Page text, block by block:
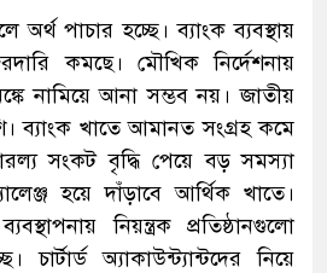
পাচার হচ্ছে। ব্যাংক ব্যবস্থায়
কমছে। মৌখিক নির্দেশনায়
নামিয়ে আনা সম্ভব নয়। জাতীয়
ব্যাংক খাতে আমানত সংগ্রহ কমে
সংকট বৃদ্ধি পেয়ে বড় সমস্যা
হয়ে দাঁড়াবে আর্থিক খাতে।
নিয়ন্ত্রক প্রতিষ্ঠানগুলো
চার্টার্ড অ্যাকাউন্ট্যান্টদের নিয়ে